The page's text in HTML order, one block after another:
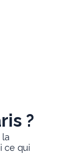
?
ce qui